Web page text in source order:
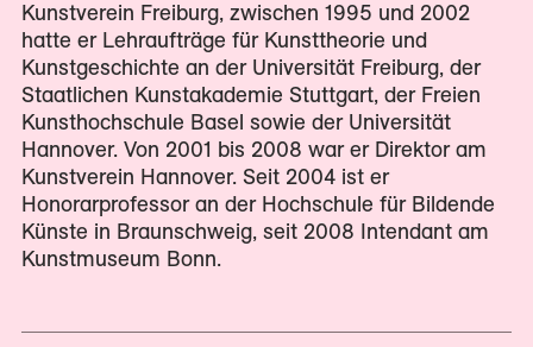
Kunstverein Freiburg, zwischen 1995 und 2002
hatte er Lehraufträge für Kunsttheorie und
Kunstgeschichte an der Universität Freiburg, der
Staatlichen Kunstakademie Stuttgart, der Freien
Kunsthochschule Basel sowie der Universität
Hannover. Von 2001 bis 2008 war er Direktor am
Kunstverein Hannover. Seit 2004 ist er
Honorarprofessor an der Hochschule für Bildende
Künste in Braunschweig, seit 2008 Intendant am
Kunstmuseum Bonn.